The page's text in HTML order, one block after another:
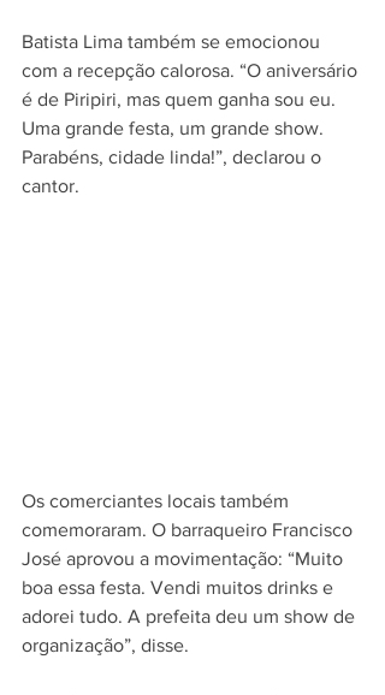
Batista Lima também se emocionou
com a recepção calorosa. “O aniversário
é de Piripiri, mas quem ganha sou eu.
Uma grande festa, um grande show.
Parabéns, cidade linda!”, declarou o
cantor.
Os comerciantes locais também
comemoraram. O barraqueiro Francisco
José aprovou a movimentação: “Muito
boa essa festa. Vendi muitos drinks e
adorei tudo. A prefeita deu um show de
organização”, disse.